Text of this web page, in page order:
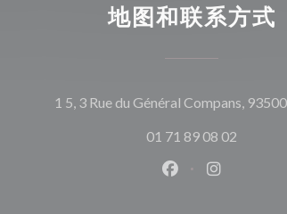
地图和联系方式
1 5, 3 Rue du Général Compans,
01 71 89 08 02
Facebook ((在新
Instagram